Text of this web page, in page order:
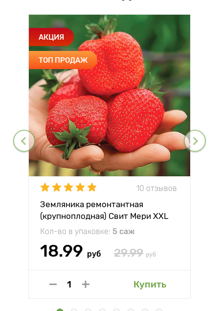
АКЦИЯ
ТОП ПРОДАЖ
10 отзывов
Земляника ремонтантная
(крупноплодная) Свит Мери XXL
Кол-во в упаковке: 5 саж
18.99 руб 29.99 руб
Купить